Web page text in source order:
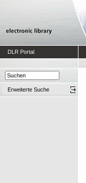
DLR Portal
Erweiterte Suche